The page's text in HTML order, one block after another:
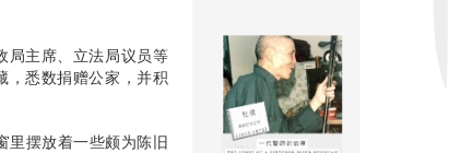
局主席、立法局议员等
，悉数捐赠公家，并积
里摆放着一些颇为陈旧